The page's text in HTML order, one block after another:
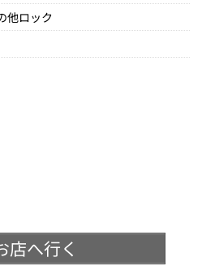
他ロック
店へ行く